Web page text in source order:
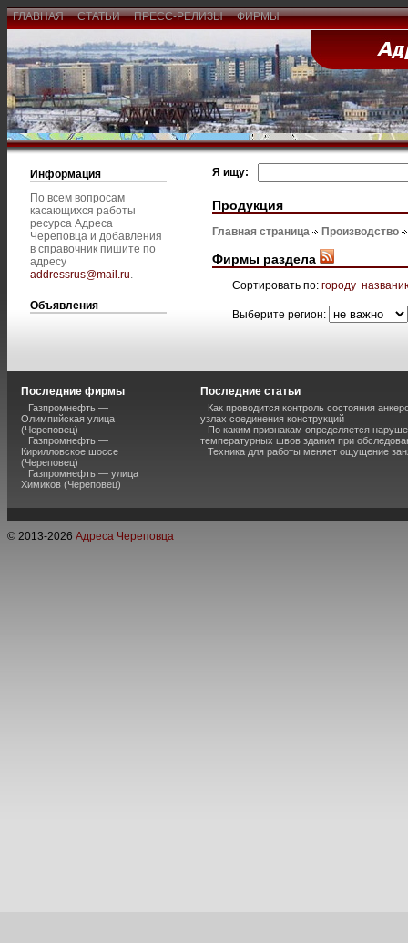
ГЛАВНАЯ СТАТЬИ ПРЕСС-РЕЛИЗЫ ФИРМЫ
Информация
По всем вопросам
касающихся работы
ресурса Адреса
Череповца и добавления
в справочник пишите по
адресу
addressrus@mail.ru.
Объявления
Я ищу:
Продукция
Главная страница Производство
Фирмы раздела
Сортировать по: городу
Выберите регион:
Последние фирмы
Газпромнефть —
Олимпийская улица
(Череповец)
Газпромнефть —
Кирилловское шоссе
(Череповец)
Газпромнефть — улица
Химиков (Череповец)
Последние статьи
Как проводится контроль состояния
узлах соединения конструкций
По каким признакам определяется
температурных швов здания при
Техника для работы меняет ощущение
© 2013-2026 Адреса Череповца